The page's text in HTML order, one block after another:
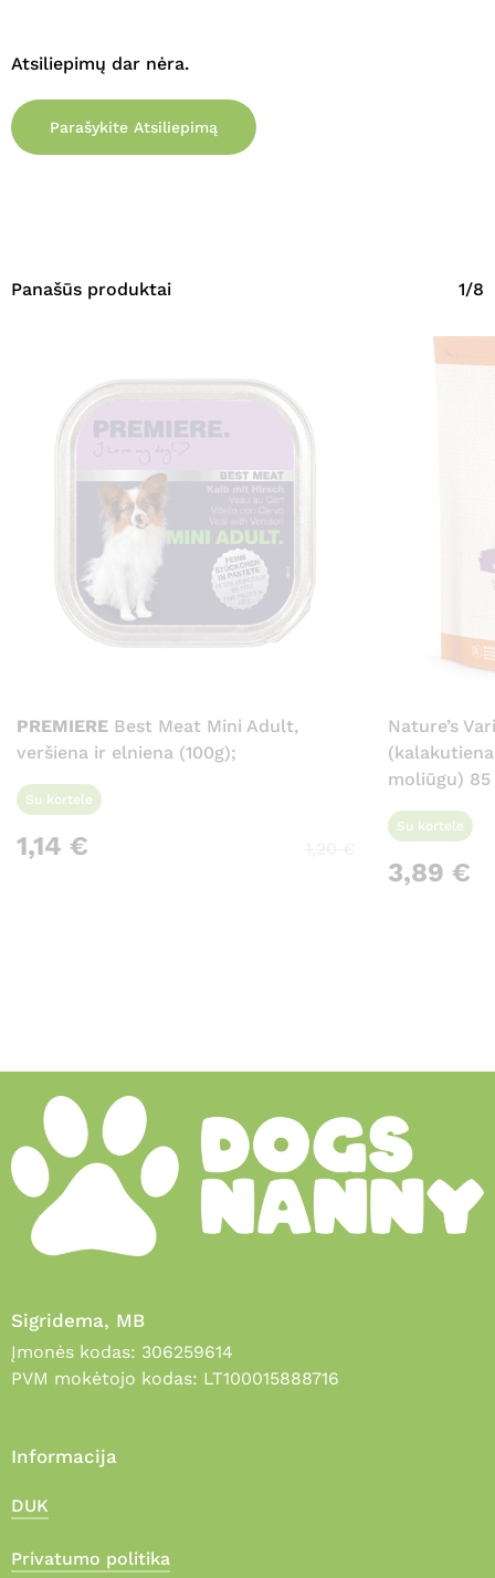
Atsiliepimų dar nėra.
Parašykite Atsiliepimą
Panašūs produktai 1/8
PREMIERE Best Meat Mini Adult,
veršiena ir elniena (100g);
Su kortele
1,14 €
Nature’s
moliūgu) 85
Su kortele
3,89 €
Sigridema, MB
Įmonės kodas: 306259614
PVM mokėtojo kodas: LT100015888716
Informacija
DUK
Privatumo politika